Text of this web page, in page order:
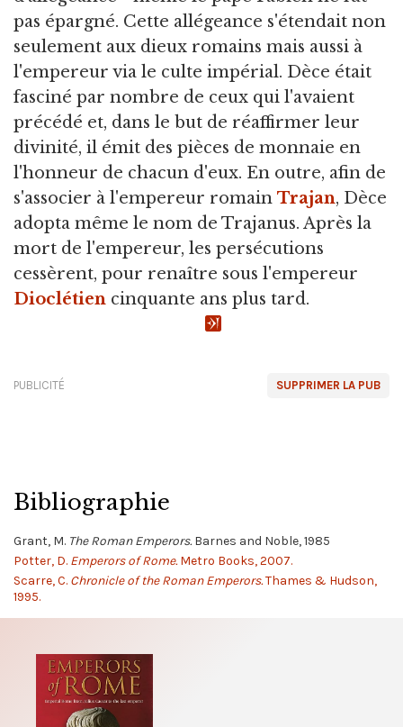
pas épargné. Cette allégeance s'étendait non
seulement aux dieux romains mais aussi à
l'empereur via le culte impérial. Dèce était
fasciné par nombre de ceux qui l'avaient
précédé et, dans le but de réaffirmer leur
divinité, il émit des pièces de monnaie en
l'honneur de chacun d'eux. En outre, afin de
s'associer à l'empereur romain Trajan, Dèce
adopta même le nom de Trajanus. Après la
mort de l'empereur, les persécutions
cessèrent, pour renaître sous l'empereur
Dioclétien cinquante ans plus tard.
SUPPRIMER LA PUB
PUBLICITÉ
Bibliographie
Grant, M. The Roman Emperors.Barnes and Noble, 1985
Potter, D. Emperors of Rome.Metro Books, 2007.
Scarre, C. Chronicle of the Roman Emperors.Thames & Hudson,
1995.